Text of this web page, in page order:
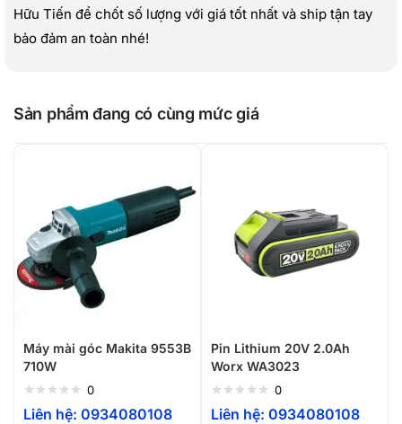
Hữu Tiến để chốt số lượng với giá tốt nhất và ship tận tay
bảo đảm an toàn nhé!
Sản phẩm đang có cùng mức giá
Máy mài góc Makita 9553B
710W
0
Liên hệ: 0934080108
Pin Lithium 20V 2.0Ah
Worx WA3023
0
Liên hệ: 0934080108